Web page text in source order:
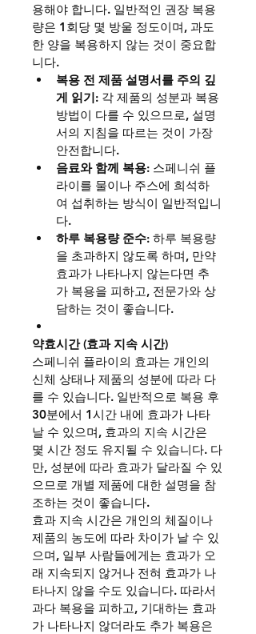
용해야 합니다. 일반적인 권장 복용
량은 1회당 몇 방울 정도이며, 과도
한 양을 복용하지 않는 것이 중요합
니다.
복용 전 제품 설명서를 주의 깊
게 읽기: 각 제품의 성분과 복용
방법이 다를 수 있으므로, 설명
서의 지침을 따르는 것이 가장
안전합니다.
음료와 함께 복용: 스페니쉬 플
라이를 물이나 주스에 희석하
여 섭취하는 방식이 일반적입니
다.
하루 복용량 준수: 하루 복용량
을 초과하지 않도록 하며, 만약
효과가 나타나지 않는다면 추
가 복용을 피하고, 전문가와 상
담하는 것이 좋습니다.
약효시간 (효과 지속 시간)
스페니쉬 플라이의 효과는 개인의
신체 상태나 제품의 성분에 따라 다
를 수 있습니다. 일반적으로 복용 후
30분에서 1시간 내에 효과가 나타
날 수 있으며, 효과의 지속 시간은
몇 시간 정도 유지될 수 있습니다. 다
만, 성분에 따라 효과가 달라질 수 있
으므로 개별 제품에 대한 설명을 참
조하는 것이 좋습니다.
효과 지속 시간은 개인의 체질이나
제품의 농도에 따라 차이가 날 수 있
으며, 일부 사람들에게는 효과가 오
래 지속되지 않거나 전혀 효과가 나
타나지 않을 수도 있습니다. 따라서
과다 복용을 피하고, 기대하는 효과
가 나타나지 않더라도 추가 복용은